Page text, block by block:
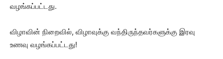
வழங்கப்பட்டது.
விழாவின் நிறைவில், விழாவுக்கு வந்திருந்தவர்களுக்கு இரவு
உணவு வழங்கப்பட்டது!